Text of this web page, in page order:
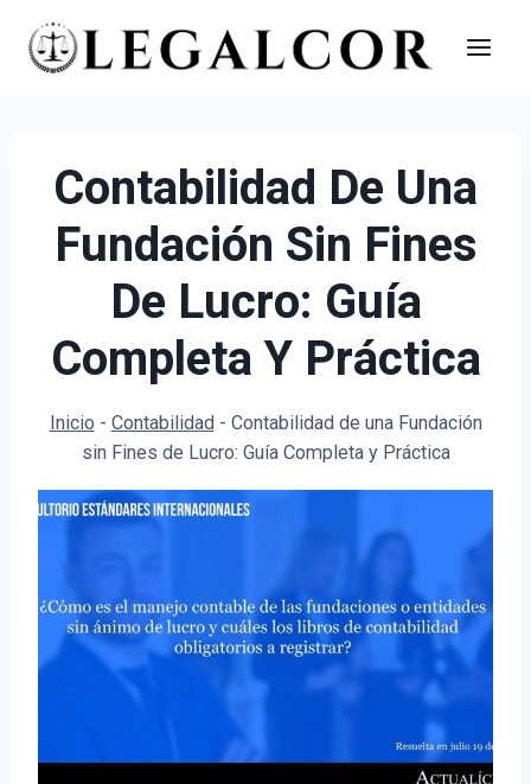
Saltar
Contabilidad De Una
Fundación Sin Fines
De Lucro: Guía
Completa Y Práctica
Inicio - Contabilidad - Contabilidad de una Fundación
sin Fines de Lucro: Guía Completa y Práctica